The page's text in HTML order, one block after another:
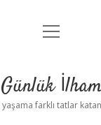
Anasayfa
Yasal Uyarı
menüyü
Günlük
yaşama farklı tatlar